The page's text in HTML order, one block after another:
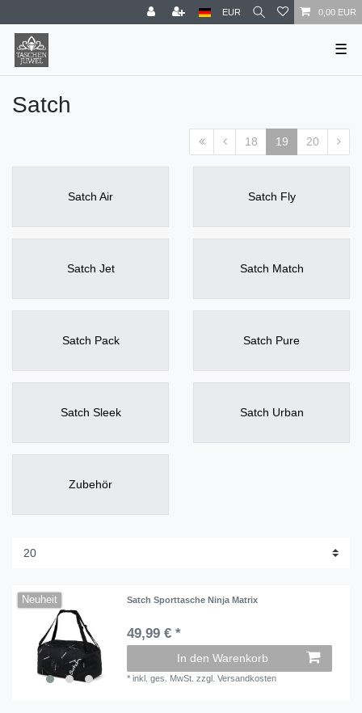
EUR 0,00 EUR
☰
Satch
18 19 20
Satch Air Satch Fly
Satch Jet Satch Match
Satch Pack Satch Pure
Satch Sleek Satch Urban
Zubehör
Neuheit Satch Sporttasche Ninja Matrix
49,99 € *
In den Warenkorb
*inkl. ges. MwSt. zzgl.Versandkosten